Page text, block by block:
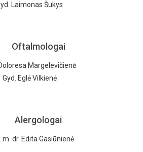
Laimonas Šukys
Oftalmologai
Margelevičienė
Gyd. Eglė Vilkienė
Alergologai
m. dr. Edita Gasiūnienė